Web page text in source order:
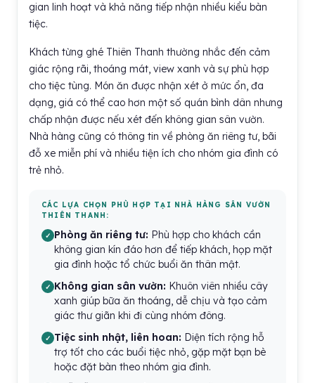
gian linh hoạt và khả năng tiếp nhận nhiều kiểu bàn
tiệc.
Khách từng ghé Thiên Thanh thường nhắc đến cảm
giác rộng rãi, thoáng mát, view xanh và sự phù hợp
cho tiệc tùng. Món ăn được nhận xét ở mức ổn, đa
dạng, giá có thể cao hơn một số quán bình dân nhưng
chấp nhận được nếu xét đến không gian sân vườn.
Nhà hàng cũng có thông tin về phòng ăn riêng tư, bãi
đỗ xe miễn phí và nhiều tiện ích cho nhóm gia đình có
trẻ nhỏ.
CÁC LỰA CHỌN PHÙ HỢP TẠI NHÀ HÀNG SÂN VƯỜN
THIÊN THANH:
Phòng ăn riêng tư: Phù hợp cho khách cần
không gian kín đáo hơn để tiếp khách, họp mặt
gia đình hoặc tổ chức buổi ăn thân mật.
Không gian sân vườn: Khuôn viên nhiều cây
xanh giúp bữa ăn thoáng, dễ chịu và tạo cảm
giác thư giãn khi đi cùng nhóm đông.
Tiệc sinh nhật, liên hoan: Diện tích rộng hỗ
trợ tốt cho các buổi tiệc nhỏ, gặp mặt bạn bè
hoặc đặt bàn theo nhóm gia đình.